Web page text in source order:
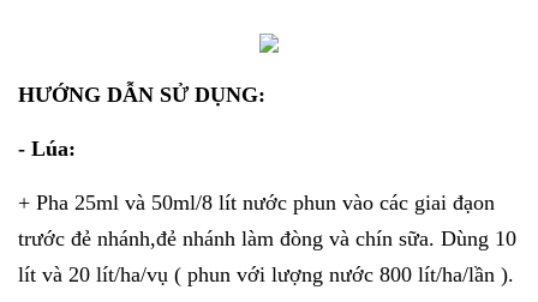
HƯỚNG DẪN SỬ DỤNG:
- Lúa:
+ Pha 25ml và 50ml/8 lít nước phun vào các giai đạon
trước đẻ nhánh,đẻ nhánh làm đòng và chín sữa. Dùng 10
lít và 20 lít/ha/vụ ( phun với lượng nước 800 lít/ha/lần ).